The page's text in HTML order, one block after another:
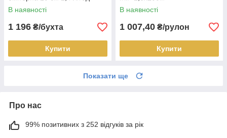
(бухта 500 м)
В наявності
1 196 ₴/бухта
Купити
В наявності
1 007,40 ₴/рулон
Купити
Показати ще
Про нас
99% позитивних з 252 відгуків за рік